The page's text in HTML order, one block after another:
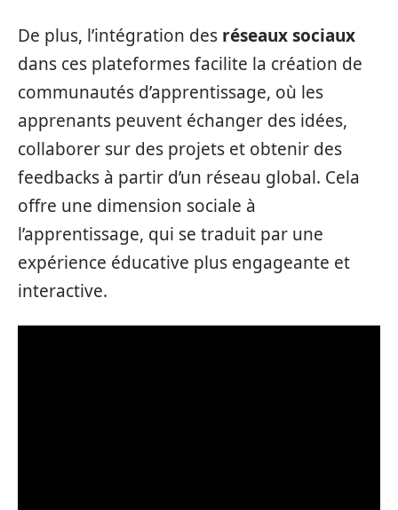
De plus, l’intégration des réseaux sociaux
dans ces plateformes facilite la création de
communautés d’apprentissage, où les
apprenants peuvent échanger des idées,
collaborer sur des projets et obtenir des
feedbacks à partir d’un réseau global. Cela
offre une dimension sociale à
l’apprentissage, qui se traduit par une
expérience éducative plus engageante et
interactive.